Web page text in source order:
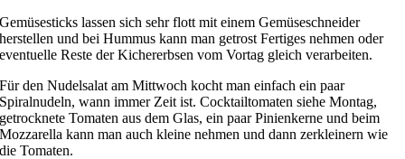
Gemüsesticks lassen sich sehr flott mit einem Gemüseschneider
herstellen und bei Hummus kann man getrost Fertiges nehmen oder
eventuelle Reste der Kichererbsen vom Vortag gleich verarbeiten.
Für den Nudelsalat am Mittwoch kocht man einfach ein paar
Spiralnudeln, wann immer Zeit ist. Cocktailtomaten siehe Montag,
getrocknete Tomaten aus dem Glas, ein paar Pinienkerne und beim
Mozzarella kann man auch kleine nehmen und dann zerkleinern wie
die Tomaten.